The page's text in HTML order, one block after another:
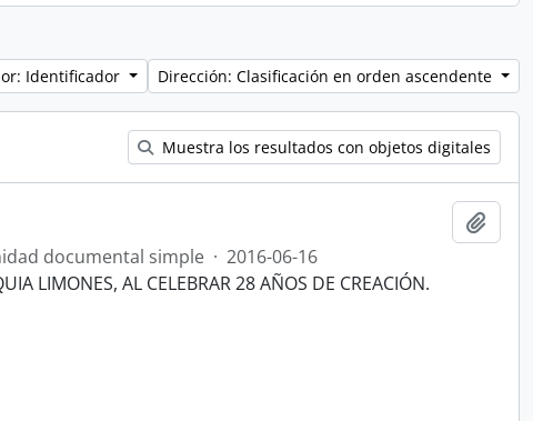
Identificador
Dirección: Clasificación en orden ascendente
Muestra los resultados con objetos digitales
documental simple · 2016-06-16
LIMONES, AL CELEBRAR 28 AÑOS DE CREACIÓN.